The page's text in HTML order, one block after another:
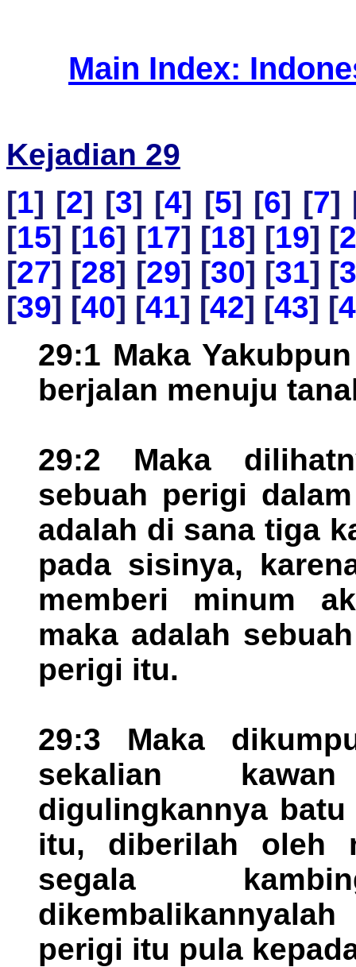
Main Index:
Kejadian 29
[1] [2] [3] [4] [5] [6] [7]
[15] [16] [17] [18] [19] [
[27] [28] [29] [30] [31] [
[39] [40] [41] [42] [43] [
29:1 Maka
berjalan menuju
29:2 Maka
sebuah perigi
adalah di sana tiga
pada sisinya,
memberi minum
maka adalah
perigi itu.
29:3 Maka
sekalian
digulingkannya
itu, diberilah oleh
segala
perigi itu pula